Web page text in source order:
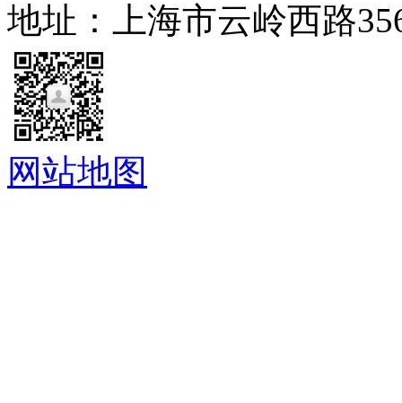
地址：上海市云岭西路
网站地图